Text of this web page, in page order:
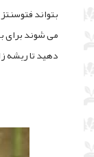
بتواند
می شوند برای
دهید تا ریشه